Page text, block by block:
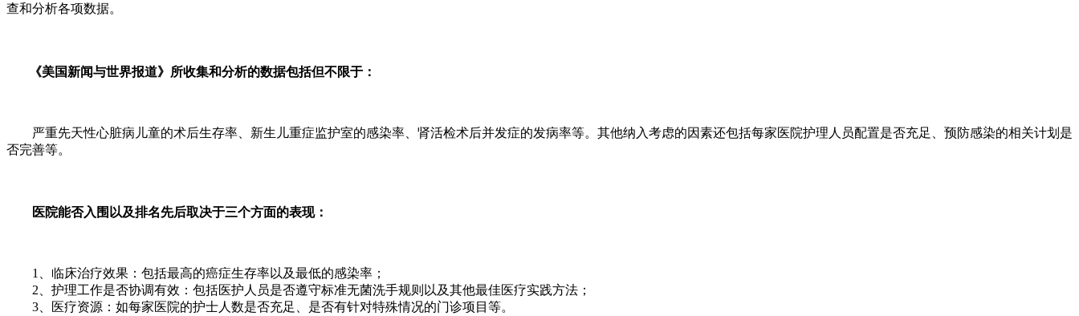
查和分析各项数据。
《美国新闻与世界报道》所收集和分析的数据包括但不限于：
严重先天性心脏病儿童的术后生存率、新生儿重症监护室的感染率、肾活检术后并发症的发病率等。其他纳入考虑的因素还包括每家医院护理人员配置是否充足、预防感染的相关计划是
否完善等。
医院能否入围以及排名先后取决于三个方面的表现：
1、临床治疗效果：包括最高的癌症生存率以及最低的感染率；
2、护理工作是否协调有效：包括医护人员是否遵守标准无菌洗手规则以及其他最佳医疗实践方法；
3、医疗资源：如每家医院的护士人数是否充足、是否有针对特殊情况的门诊项目等。